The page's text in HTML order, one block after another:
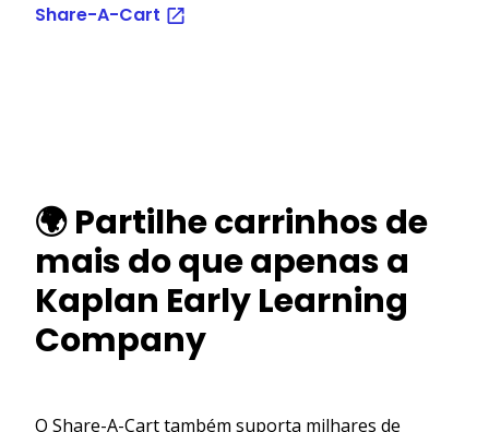
Share-A-Cart
🌍 Partilhe carrinhos de
mais do que apenas a
Kaplan Early Learning
Company
O Share-A-Cart também suporta milhares de